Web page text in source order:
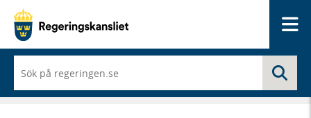
du
börjar
skriva